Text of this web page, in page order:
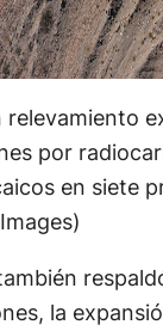
relevamiento
por
en siete
la